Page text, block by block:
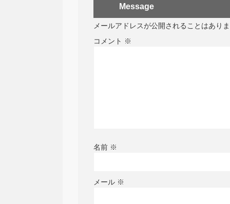
Message
メールアドレスが公開されることはあり
コメント ※
名前 ※
メール ※